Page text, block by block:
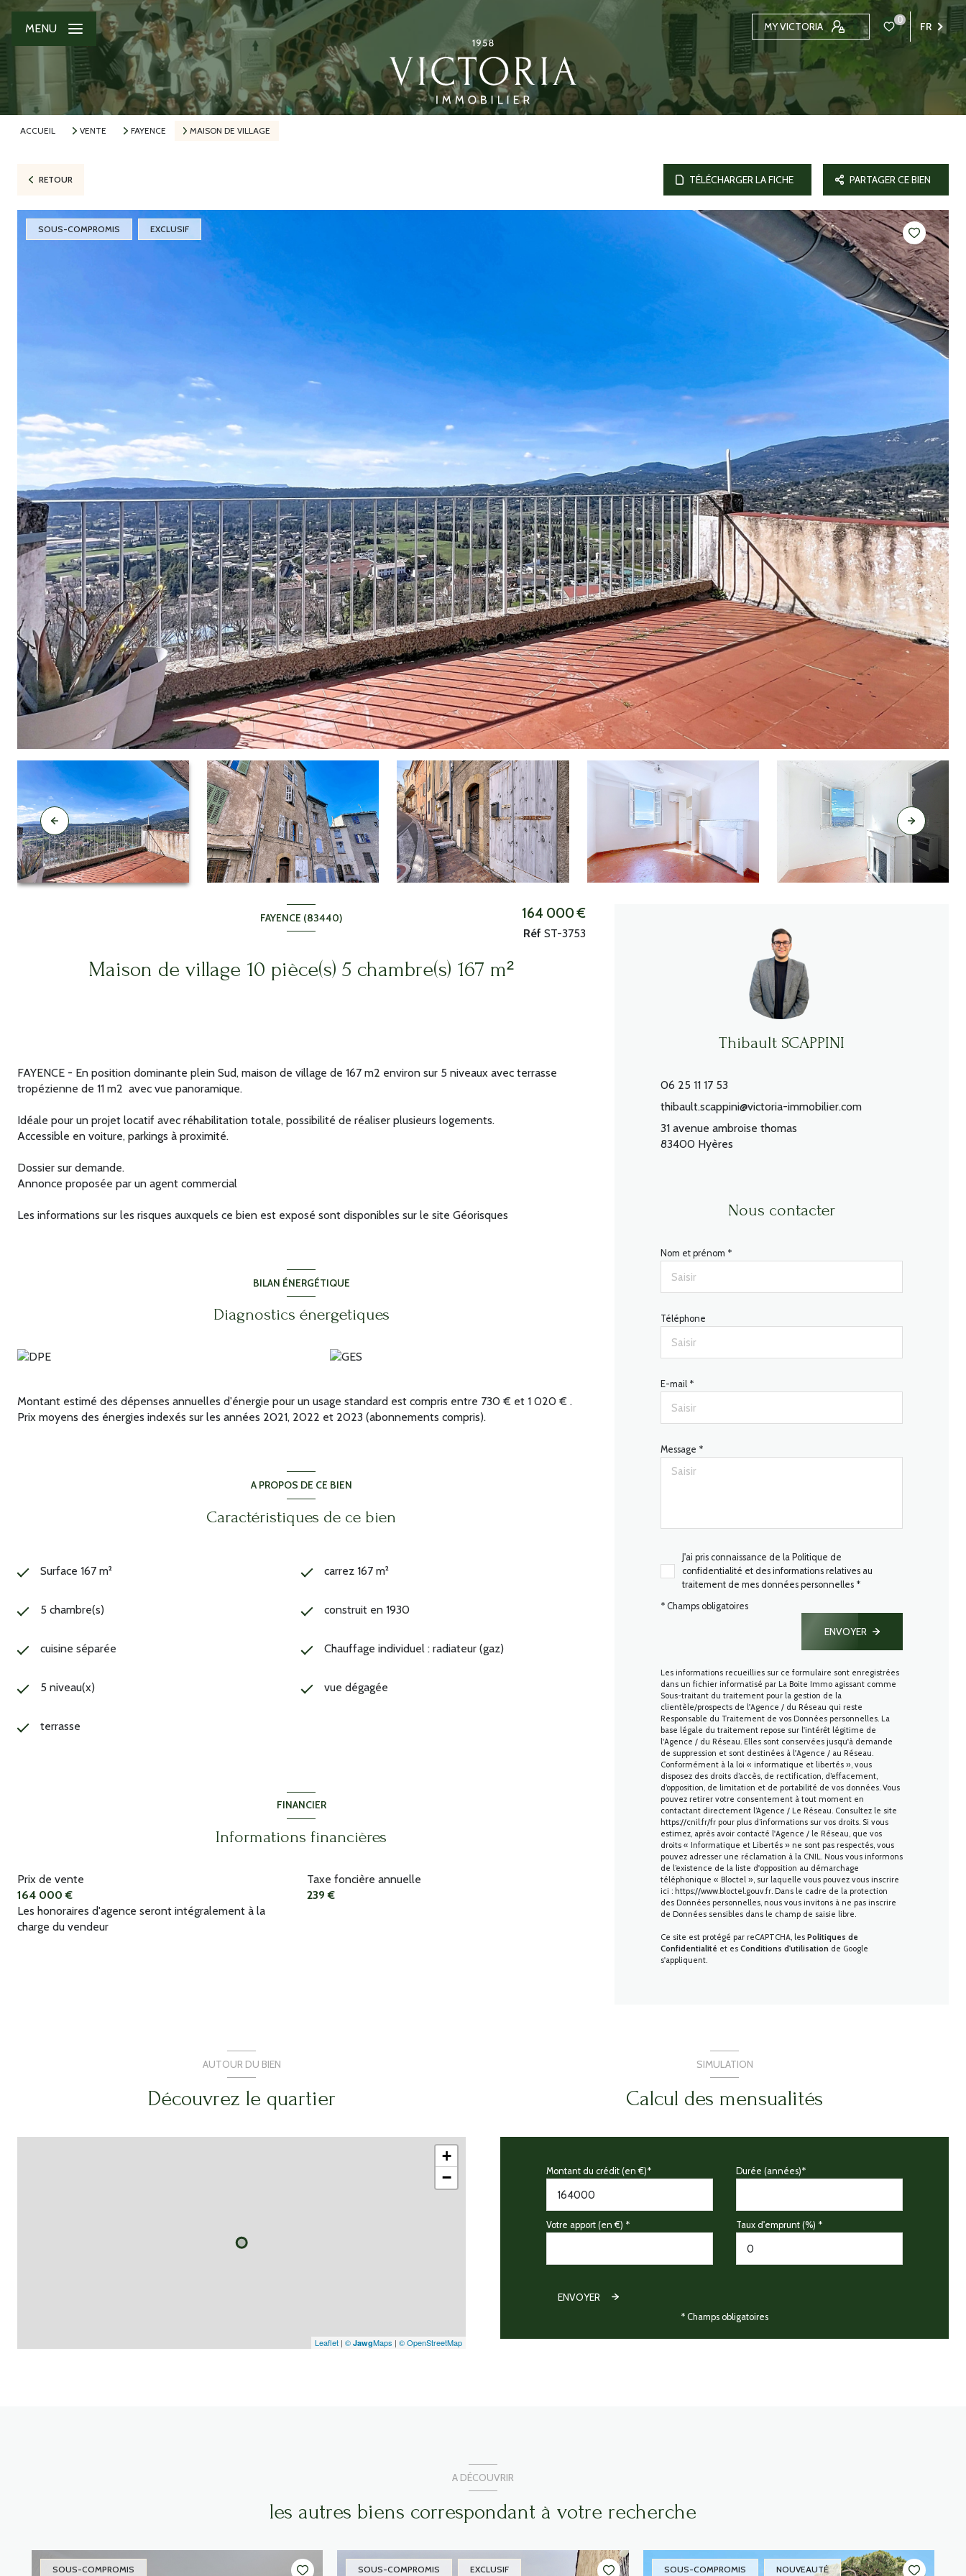
MY VICTORIA
0
FR
MENU
ACCUEIL VENTE FAYENCE MAISON DE VILLAGE
RETOUR TÉLÉCHARGER LA FICHE PARTAGER CE BIEN
SOUS-COMPROMIS EXCLUSIF
FAYENCE (83440)
Maison de village 10 pièce(s) 5 chambre(s) 167 m²
164 000 €
Réf ST-3753
FAYENCE - En position dominante plein Sud, maison de village de 167 m2 environ sur 5 niveaux avec terrasse
tropézienne de 11 m2 avec vue panoramique.
Idéale pour un projet locatif avec réhabilitation totale, possibilité de réaliser plusieurs logements.
Accessible en voiture, parkings à proximité.
Dossier sur demande.
Annonce proposée par un agent commercial
Les informations sur les risques auxquels ce bien est exposé sont disponibles sur le site Géorisques
BILAN ÉNERGÉTIQUE
Diagnostics énergetiques
Montant estimé des dépenses annuelles d'énergie pour un usage standard est compris entre 730 € et 1 020 € .
Prix moyens des énergies indexés sur les années 2021, 2022 et 2023 (abonnements compris).
A PROPOS DE CE BIEN
Caractéristiques de ce bien
Surface 167 m² carrez 167 m²
5 chambre(s) construit en 1930
cuisine séparée Chauffage individuel : radiateur (gaz)
5 niveau(x) vue dégagée
terrasse
FINANCIER
Informations financières
Prix de vente
164 000 €
Les honoraires d'agence seront intégralement à la
charge du vendeur
Taxe foncière annuelle
239 €
Thibault SCAPPINI
06 25 11 17 53
thibault.scappini@victoria-immobilier.com
31 avenue ambroise thomas
83400 Hyères
Nous contacter
Nom et prénom *
Téléphone
E-mail *
Message *
J'ai pris connaissance de la Politique de
confidentialité et des informations relatives au
traitement de mes données personnelles *
* Champs obligatoires
ENVOYER
Les informations recueillies sur ce formulaire sont enregistrées
dans un fichier informatisé par La Boite Immo agissant comme
Sous-traitant du traitement pour la gestion de la
clientèle/prospects de l'Agence / du Réseau qui reste
Responsable du Traitement de vos Données personnelles. La
base légale du traitement repose sur l'intérêt légitime de
l'Agence / du Réseau. Elles sont conservées jusqu'à demande
de suppression et sont destinées à l'Agence / au Réseau.
Conformément à la loi « informatique et libertés », vous
disposez des droits d’accès, de rectification, d’effacement,
d’opposition, de limitation et de portabilité de vos données. Vous
pouvez retirer votre consentement à tout moment en
contactant directement l’Agence / Le Réseau. Consultez le site
https://cnil.fr/frpour plus d’informations sur vos droits. Si vous
estimez, après avoir contacté l'Agence / le Réseau, que vos
droits « Informatique et Libertés » ne sont pas respectés, vous
pouvez adresser une réclamation à la CNIL. Nous vous informons
de l’existence de la liste d'opposition au démarchage
téléphonique « Bloctel », sur laquelle vous pouvez vous inscrire
ici : https://www.bloctel.gouv.fr. Dans le cadre de la protection
des Données personnelles, nous vous invitons à ne pas inscrire
de Données sensibles dans le champ de saisie libre.
Ce site est protégé par reCAPTCHA, les Politiques de
Confidentialité et es Conditions d'utilisationde Google
s'appliquent.
AUTOUR DU BIEN
Découvrez le quartier
+
−
Leaflet | © JawgMaps | © OpenStreetMap
SIMULATION
Calcul des mensualités
Montant du crédit (en €)* Durée (années)*
Votre apport (en €) * Taux d'emprunt (%) *
ENVOYER
* Champs obligatoires
A DÉCOUVRIR
les autres biens correspondant à votre recherche
SOUS-COMPROMIS SOUS-COMPROMIS EXCLUSIF SOUS-COMPROMIS NOUVEAUTÉ